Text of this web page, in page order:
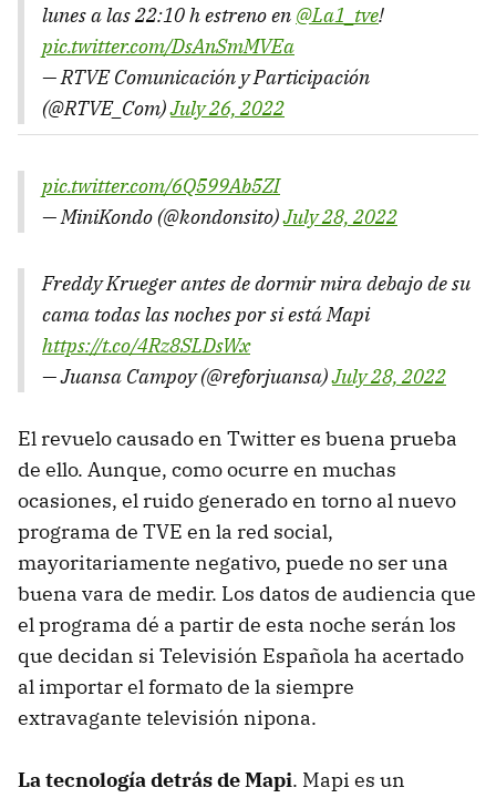
lunes a las 22:10 h estreno en @La1_tve!
pic.twitter.com/DsAnSmMVEa
— RTVE Comunicación y Participación
(@RTVE_Com)July 26, 2022
pic.twitter.com/6Q599Ab5ZI
— MiniKondo (@kondonsito)July 28, 2022
Freddy Krueger antes de dormir mira debajo de su
cama todas las noches por si está Mapi
https://t.co/4Rz8SLDsWx
— Juansa Campoy (@reforjuansa)July 28, 2022
El revuelo causado en Twitter es buena prueba
de ello. Aunque, como ocurre en muchas
ocasiones, el ruido generado en torno al nuevo
programa de TVE en la red social,
mayoritariamente negativo, puede no ser una
buena vara de medir. Los datos de audiencia que
el programa dé a partir de esta noche serán los
que decidan si Televisión Española ha acertado
al importar el formato de la siempre
extravagante televisión nipona.
La tecnología detrás de Mapi. Mapi es un